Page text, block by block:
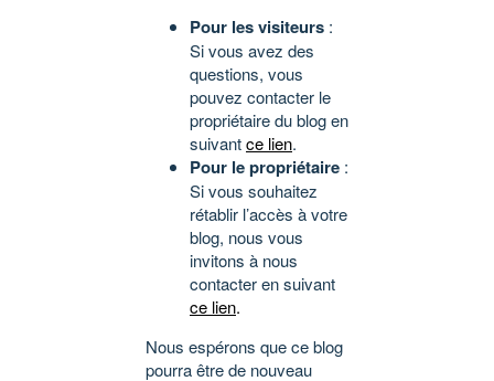
Pour les visiteurs :
Si vous avez des
questions, vous
pouvez contacter le
propriétaire du blog en
suivantce lien.
Pour le propriétaire :
Si vous souhaitez
rétablir l’accès à votre
blog, nous vous
invitons à nous
contacter en suivant
ce lien.
Nous espérons que ce blog
pourra être de nouveau